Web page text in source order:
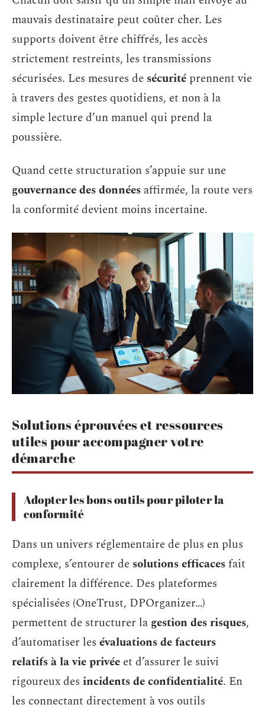
mauvais destinataire peut coûter cher. Les
supports doivent être chiffrés, les accès
strictement restreints, les transmissions
sécurisées. Les mesures de sécurité prennent vie
à travers des gestes quotidiens, et non à la
simple lecture d’un manuel qui prend la
poussière.
Quand cette structuration s’appuie sur une
gouvernance des données affirmée, la route vers
la conformité devient moins incertaine.
Solutions éprouvées et ressources
utiles pour accompagner votre
démarche
Adopter les bons outils pour piloter la
conformité
Dans un univers réglementaire de plus en plus
complexe, s’entourer de solutions efficacesfait
clairement la différence. Des plateformes
spécialisées (OneTrust, DPOrganizer…)
permettent de structurer la gestion des risques,
d’automatiser les évaluations de facteurs
relatifs à la vie privée et d’assurer le suivi
rigoureux des incidents de confidentialité. En
les connectant directement à vos outils